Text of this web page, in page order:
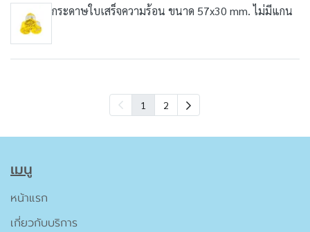
กระดาษใบเสร็จความร้อน ขนาด 57x30 mm. ไม่มีแกน
1 2
เมนู
หน้าแรก
เกี่ยวกับบริการ